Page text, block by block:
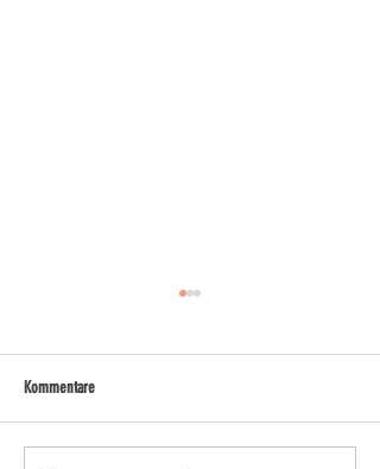
Kommentare